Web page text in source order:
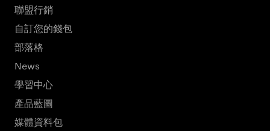
聯盟行銷
自訂您的錢包
部落格
News
學習中心
產品藍圖
媒體資料包